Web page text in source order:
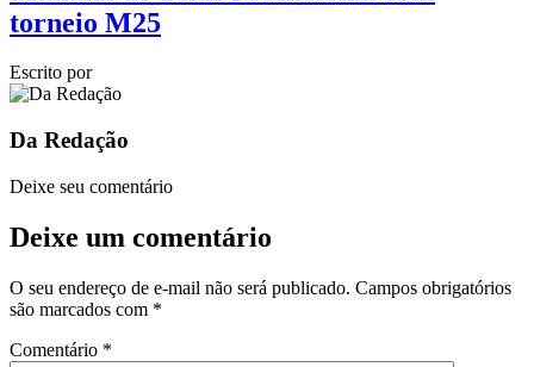
torneio M25
Escrito por
Da Redação
Deixe seu comentário
Deixe um comentário
O seu endereço de e-mail não será publicado. Campos obrigatórios
são marcados com *
Comentário *